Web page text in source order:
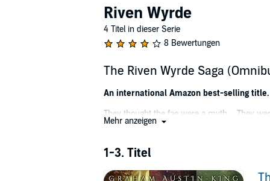
Riven Wyrde
4 Titel in dieser Serie
8 Bewertungen
The Riven Wyrde Saga
An international Amazon best-selling
They thought the fae were a myth.... They
and following in the footsteps of his
conquest, and the threat of war is looming.
Found abandoned in the forests of Anlan,
Mehr anzeigen
1-3. Titel